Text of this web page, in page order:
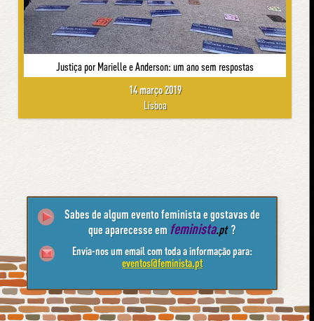
Justiça por Marielle e Anderson: um ano sem respostas
14 março 2019
Lisboa
Sabes de algum evento feminista e gostavas de
que aparecesse em feminista.pt ?
Envia-nos um email com toda a informação para:
eventos@feminista.pt